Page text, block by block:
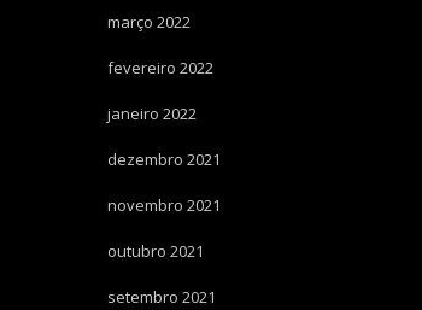
março 2022
fevereiro 2022
janeiro 2022
dezembro 2021
novembro 2021
outubro 2021
setembro 2021